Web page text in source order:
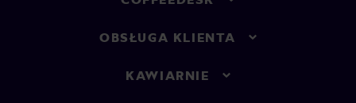
OBSŁUGA KLIENTA
KAWIARNIE